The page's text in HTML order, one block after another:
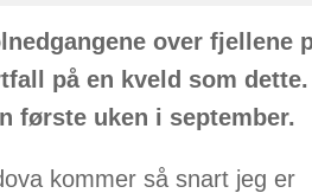
over fjellene
på en kveld som dette.
første uken i september.
kommer så snart jeg er